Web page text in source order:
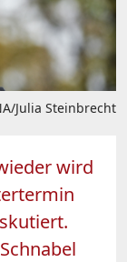
Julia Steinbrecht
wird